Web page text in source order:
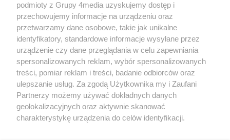
Prywatność Reklama Redakcja Praca Kielce
podmioty z Grupy 4media uzyskujemy dostęp i
przechowujemy informacje na urządzeniu oraz
przetwarzamy dane osobowe, takie jak unikalne
identyfikatory, standardowe informacje wysyłane przez
urządzenie czy dane przeglądania w celu zapewniania
spersonalizowanych reklam, wybór spersonalizowanych
treści, pomiar reklam i treści, badanie odbiorców oraz
ulepszanie usług. Za zgodą Użytkownika my i Zaufani
Partnerzy możemy używać dokładnych danych
geolokalizacyjnych oraz aktywnie skanować
charakterystykę urządzenia do celów identyfikacji.